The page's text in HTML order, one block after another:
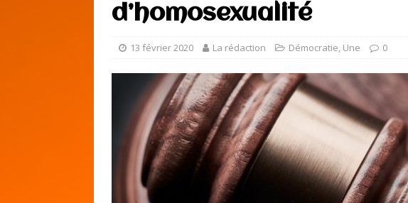
d’homosexualité
13 février 2020 La rédaction Démocratie, Une 0